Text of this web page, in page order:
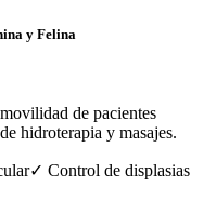
y Felina
de pacientes
hidroterapia y masajes.
✓ Control de displasias